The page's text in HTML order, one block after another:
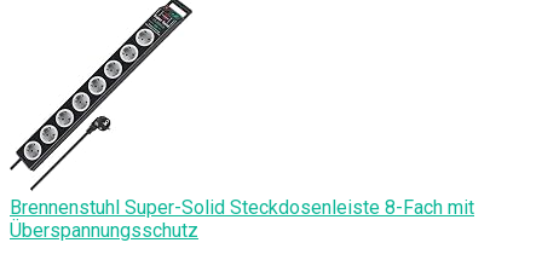
Brennenstuhl Super-Solid Steckdosenleiste 8-Fach mit
Überspannungsschutz